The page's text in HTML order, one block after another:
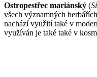
Ostropestřec mariánský (
všech významných
nachází využití také v
využíván je také také v